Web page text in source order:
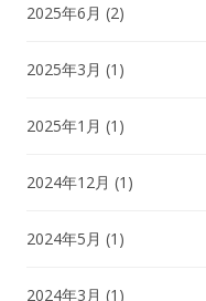
2025年6月 (2)
2025年3月 (1)
2025年1月 (1)
2024年12月 (1)
2024年5月 (1)
2024年3月 (1)